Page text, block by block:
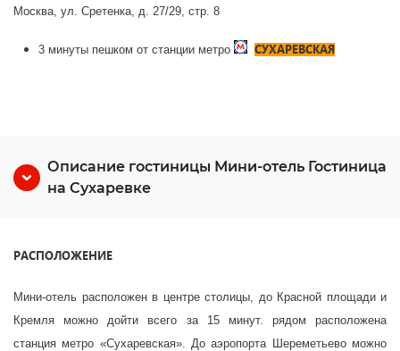
Москва, ул. Сретенка, д. 27/29, стр. 8
3 минуты пешком от станции метро СУХАРЕВСКАЯ
Описание гостиницы Мини-отель Гостиница
на Сухаревке
РАСПОЛОЖЕНИЕ
Мини-отель расположен в центре столицы, до Красной площади и
Кремля можно дойти всего за 15 минут. рядом расположена
станция метро «Сухаревская». До аэропорта Шереметьево можно